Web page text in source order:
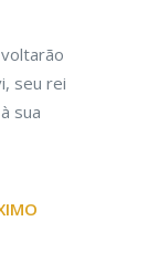
seu rei
sua